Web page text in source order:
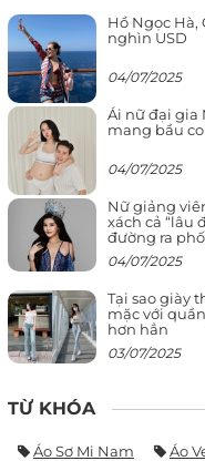
Hồ Ngọc Hà,
nghìn USD
04/07/2025
Ái nữ đại gia
mang bầu
04/07/2025
Nữ giảng
xách cả “lâu
đường ra
04/07/2025
Tại sao giày
mặc với
hơn hẳn
03/07/2025
TỪ KHÓA
Áo Sơ Mi Nam Áo